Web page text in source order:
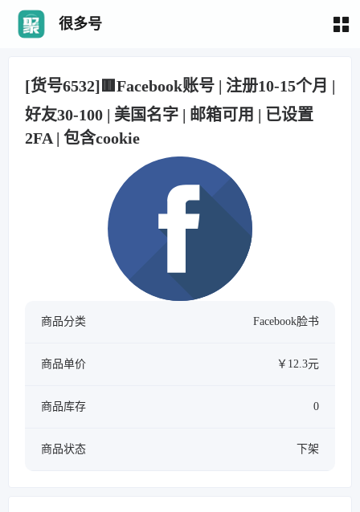
很多号
[货号6532]🟥Facebook账号 | 注册10-15个月 |
好友30-100 | 美国名字 | 邮箱可用 | 已设置
2FA | 包含cookie
商品分类 Facebook脸书
商品单价 ￥12.3元
商品库存 0
商品状态 下架